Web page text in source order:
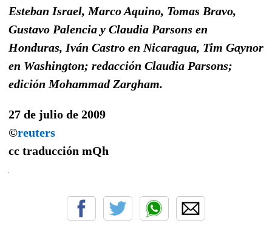
Esteban Israel, Marco Aquino, Tomas Bravo,
Gustavo Palencia y Claudia Parsons en
Honduras, Iván Castro en Nicaragua, Tim Gaynor
en Washington; redacción Claudia Parsons;
edición Mohammad Zargham.
27 de julio de 2009
©reuters
cc traducción mQh